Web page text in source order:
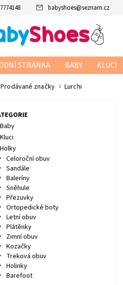
babyshoes@seznam.cz
STRÁNKA BABY KLUCI
Prodávané značky Lurchi
Baby
Kluci
Holky
Celoroční obuv
Sandále
Baleríny
Sněhule
Přezuvky
Ortopedické boty
Letní obuv
Plátěnky
Zimní obuv
Kozačky
Treková obuv
Holinky
Barefoot